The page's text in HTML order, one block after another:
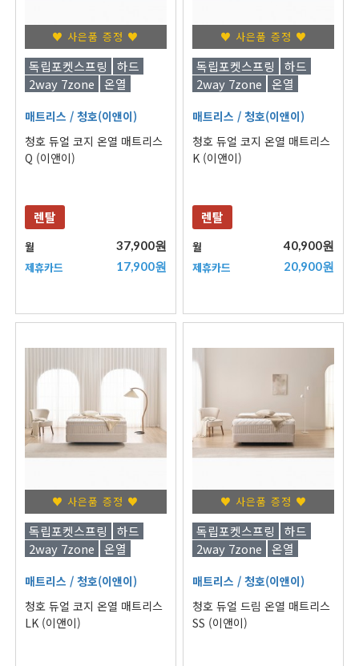
♥ 사은품 증정 ♥
독립포켓스프링
하드
2way 7zone
온열
매트리스 / 청호(이앤이)
청호 듀얼 코지 온열 매트리스
Q (이앤이)
렌탈
월 37,900원
제휴카드 17,900원
♥ 사은품 증정 ♥
독립포켓스프링
하드
2way 7zone
온열
매트리스 / 청호(이앤이)
청호 듀얼 코지 온열 매트리스
K (이앤이)
렌탈
월 40,900원
제휴카드 20,900원
♥ 사은품 증정 ♥
독립포켓스프링
하드
2way 7zone
온열
매트리스 / 청호(이앤이)
청호 듀얼 코지 온열 매트리스
LK (이앤이)
♥ 사은품 증정 ♥
독립포켓스프링
하드
2way 7zone
온열
매트리스 / 청호(이앤이)
청호 듀얼 드림 온열 매트리스
SS (이앤이)